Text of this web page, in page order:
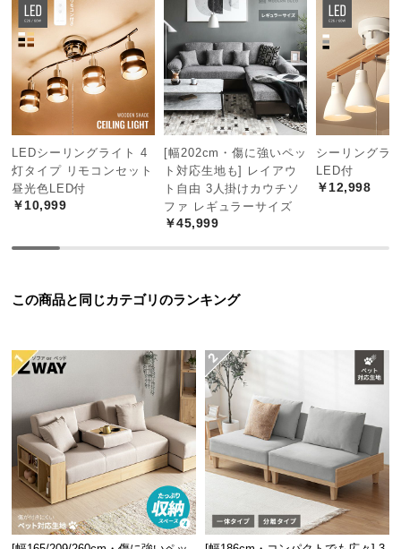
中
型
商
品
の
配
に
つ
い
て
商
配
送
つ
い
て
開
梱
設
LEDシーリングライト 4
灯タイプ リモコンセット
昼光色LED付
￥10,999
[幅202cm・傷に強いペッ
ト対応生地も] レイアウ
ト自由 3人掛けカウチソ
ファ レギュラーサイズ
￥45,999
シーリングラ
LED付
￥12,998
この商品と同じカテゴリのランキング